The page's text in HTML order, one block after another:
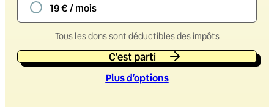
19 € / mois
Tous les dons sont déductibles des impôts
C'est parti
Plus d’options